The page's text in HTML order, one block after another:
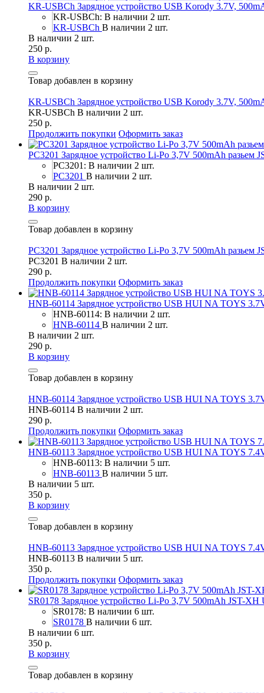
KR-USBCh Зарядное устройство USB Korody 3.7V,
KR-USBCh: В наличии 2 шт.
KR-USBCh В наличии 2 шт.
В наличии 2 шт.
250 р.
В корзину
Товар добавлен в корзину
KR-USBCh Зарядное устройство USB Korody 3.7V,
KR-USBCh В наличии 2 шт.
250 р.
Продолжить покупки Оформить заказ
PC3201 Зарядное устройство Li-Po 3,7V 500mAh разьем
PC3201: В наличии 2 шт.
PC3201 В наличии 2 шт.
В наличии 2 шт.
290 р.
В корзину
Товар добавлен в корзину
PC3201 Зарядное устройство Li-Po 3,7V 500mAh разьем
PC3201 В наличии 2 шт.
290 р.
Продолжить покупки Оформить заказ
HNB-60114 Зарядное устройство USB HUI NA TOYS
HNB-60114: В наличии 2 шт.
HNB-60114 В наличии 2 шт.
В наличии 2 шт.
290 р.
В корзину
Товар добавлен в корзину
HNB-60114 Зарядное устройство USB HUI NA TOYS
HNB-60114 В наличии 2 шт.
290 р.
Продолжить покупки Оформить заказ
HNB-60113 Зарядное устройство USB HUI NA TOYS
HNB-60113: В наличии 5 шт.
HNB-60113 В наличии 5 шт.
В наличии 5 шт.
350 р.
В корзину
Товар добавлен в корзину
HNB-60113 Зарядное устройство USB HUI NA TOYS
HNB-60113 В наличии 5 шт.
350 р.
Продолжить покупки Оформить заказ
SR0178 Зарядное устройство Li-Po 3,7V 500mAh JST-XH
SR0178: В наличии 6 шт.
SR0178 В наличии 6 шт.
В наличии 6 шт.
350 р.
В корзину
Товар добавлен в корзину